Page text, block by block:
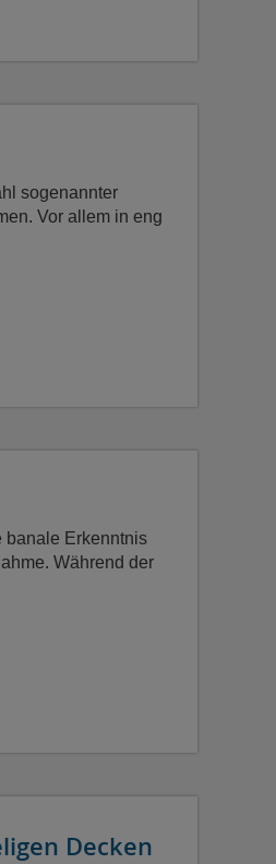
sogenannter
Vor allem in eng
banale Erkenntnis
Während der
Decken